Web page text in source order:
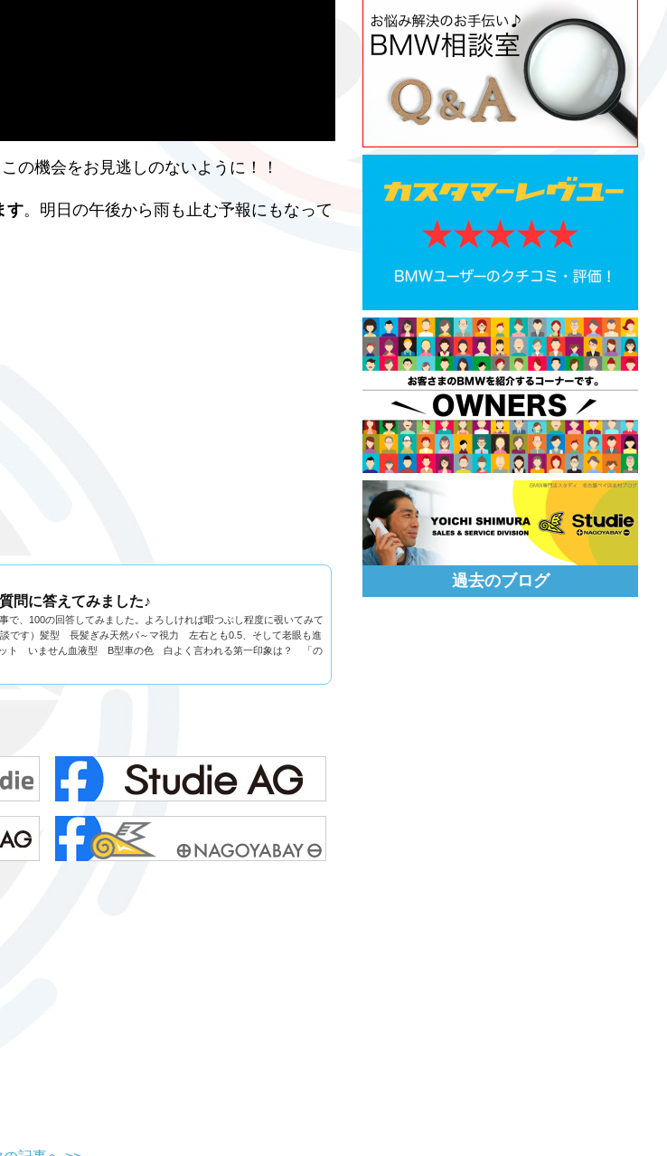
の機会をお見逃しのないように！！
す。明日の午後から雨も止む予報にもなって
問に答えてみました♪
、100の回答してみました。よろしければ暇つぶし程度に覗いてみて
です）髪型 長髪ぎみ天然パ～マ視力 左右とも0.5、そして老眼も進
ト いません血液型 B型車の色 白よく言われる第一印象は？ 「の
過去のブログ